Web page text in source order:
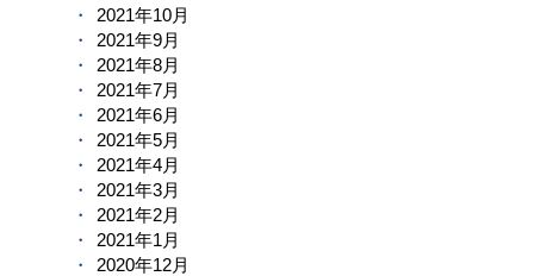
2021年10月
2021年9月
2021年8月
2021年7月
2021年6月
2021年5月
2021年4月
2021年3月
2021年2月
2021年1月
2020年12月